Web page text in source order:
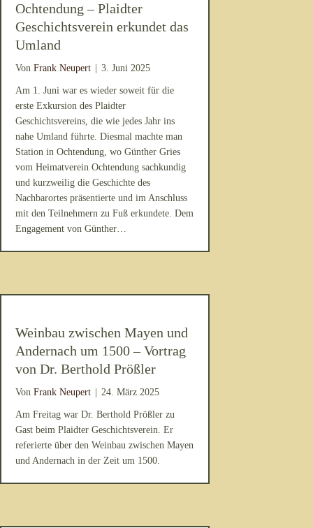
Ochtendung – Plaidter
Geschichtsverein erkundet das
Umland
Von Frank Neupert 3. Juni 2025
Am 1. Juni war es wieder soweit für die
erste Exkursion des Plaidter
Geschichtsvereins, die wie jedes Jahr ins
nahe Umland führte. Diesmal machte man
Station in Ochtendung, wo Günther Gries
vom Heimatverein Ochtendung sachkundig
und kurzweilig die Geschichte des
Nachbarortes präsentierte und im Anschluss
mit den Teilnehmern zu Fuß erkundete. Dem
Engagement von Günther…
Weinbau zwischen Mayen und
Andernach um 1500 – Vortrag
von Dr. Berthold Prößler
Von Frank Neupert 24. März 2025
Am Freitag war Dr. Berthold Prößler zu
Gast beim Plaidter Geschichtsverein. Er
referierte über den Weinbau zwischen Mayen
und Andernach in der Zeit um 1500.